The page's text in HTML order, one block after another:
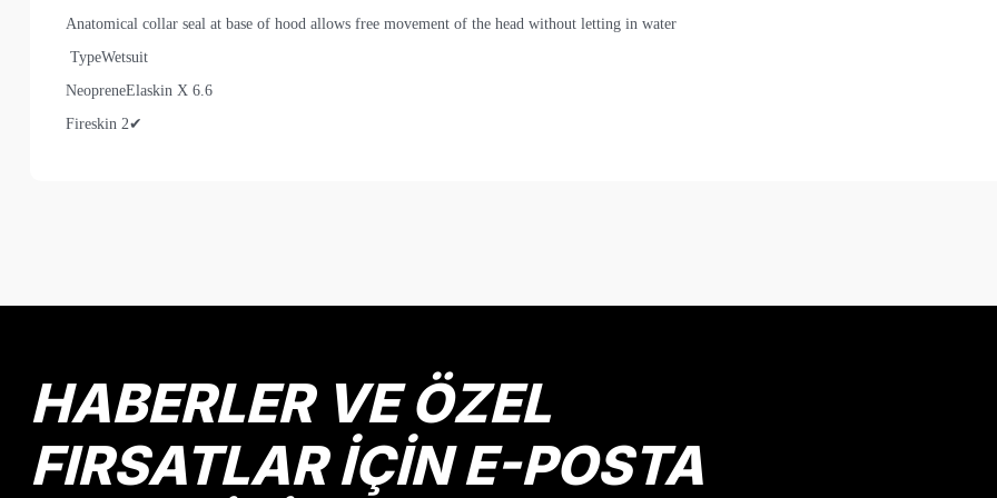
Anatomical collar seal at base of hood allows free movement of the head without letting in water
TypeWetsuit
NeopreneElaskin X 6.6
Fireskin 2✔
Ürün resmi kalitesiz, bozuk veya görüntülenemiyor.
Ürün fiyatı diğer sitelerden daha pahalı.
HABERLER VE ÖZEL
FIRSATLAR İÇİN E-POSTA